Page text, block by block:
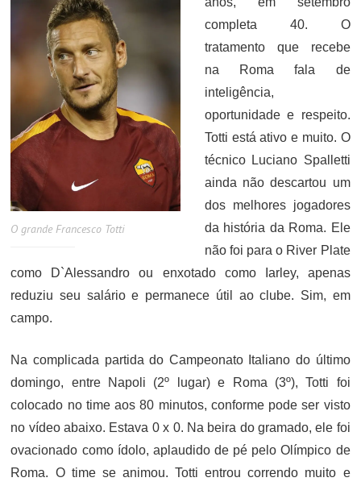
O grande Francesco Totti
completa 40. O
tratamento que recebe
na Roma fala de
inteligência,
oportunidade e respeito.
Totti está ativo e muito. O
técnico Luciano Spalletti
ainda não descartou um
dos melhores jogadores
da história da Roma. Ele
não foi para o River Plate
como D`Alessandro ou enxotado como Iarley, apenas
reduziu seu salário e permanece útil ao clube. Sim, em
campo.
Na complicada partida do Campeonato Italiano do último
domingo, entre Napoli (2º lugar) e Roma (3º), Totti foi
colocado no time aos 80 minutos, conforme pode ser visto
no vídeo abaixo. Estava 0 x 0. Na beira do gramado, ele foi
ovacionado como ídolo, aplaudido de pé pelo Olímpico de
Roma. O time se animou. Totti entrou correndo muito e